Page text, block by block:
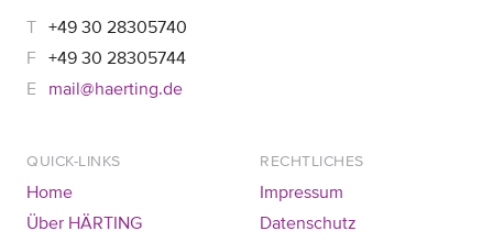
+49 30 28305740
+49 30 28305744
mail@haerting.de
QUICK-LINKS
Home
Über HÄRTING
RECHTLICHES
Impressum
Datenschutz